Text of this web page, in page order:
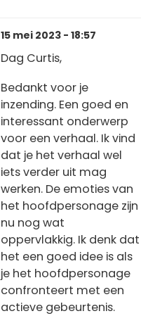
15 mei 2023 - 18:57
Dag Curtis,
Bedankt voor je
inzending. Een goed en
interessant onderwerp
voor een verhaal. Ik vind
dat je het verhaal wel
iets verder uit mag
werken. De emoties van
het hoofdpersonage zijn
nu nog wat
oppervlakkig. Ik denk dat
het een goed idee is als
je het hoofdpersonage
confronteert met een
actieve gebeurtenis.